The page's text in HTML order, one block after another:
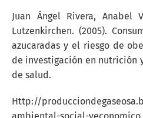
Juan Ángel Rivera, Anabel
Lutzenkirchen. (2005).
azucaradas y el riesgo de
de investigación en nutrición
de salud.
Http://